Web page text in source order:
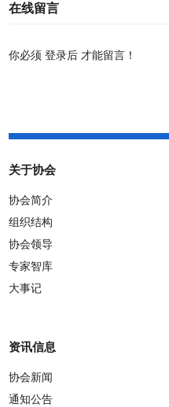
在线留言
你必须登录后 才能留言！
关于协会
协会简介
组织结构
协会领导
专家智库
大事记
资讯信息
协会新闻
通知公告